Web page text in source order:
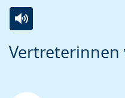
Vertreterinnen
Leichten
wechseln.
Audio-
Video
Deutscher